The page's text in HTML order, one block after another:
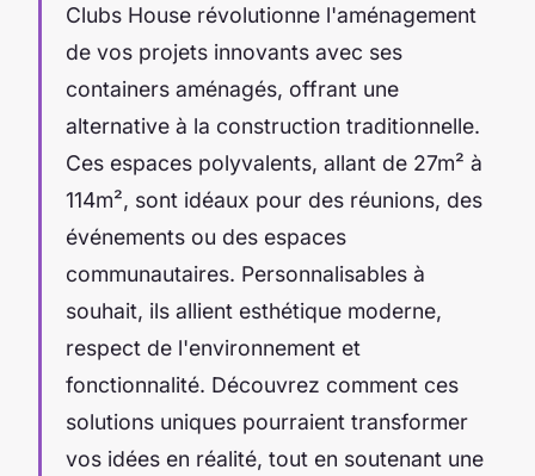
Clubs House révolutionne l'aménagement
de vos projets innovants avec ses
containers aménagés, offrant une
alternative à la construction traditionnelle.
Ces espaces polyvalents, allant de 27m² à
114m², sont idéaux pour des réunions, des
événements ou des espaces
communautaires. Personnalisables à
souhait, ils allient esthétique moderne,
respect de l'environnement et
fonctionnalité. Découvrez comment ces
solutions uniques pourraient transformer
vos idées en réalité, tout en soutenant une